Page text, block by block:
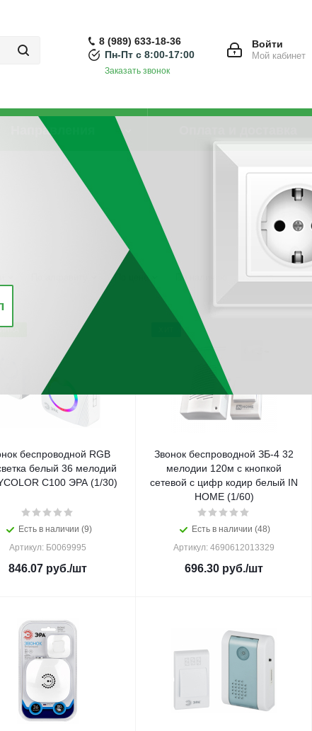
Войти
Мой кабинет
8 (989) 633-18-36
Пн-Пт с 8:00-17:00
Заказать звонок
Направления
По цене По наличию
беспроводной RGB
белый 36 мелодий
C100 ЭРА (1/30)
Есть в наличии (9)
Артикул: Б0069995
846.07 руб./шт
Звонок беспроводной ЗБ-4 32
мелодии 120м с кнопкой
сетевой с цифр кодир белый IN
HOME (1/60)
Есть в наличии (48)
Артикул: 4690612013329
696.30 руб./шт